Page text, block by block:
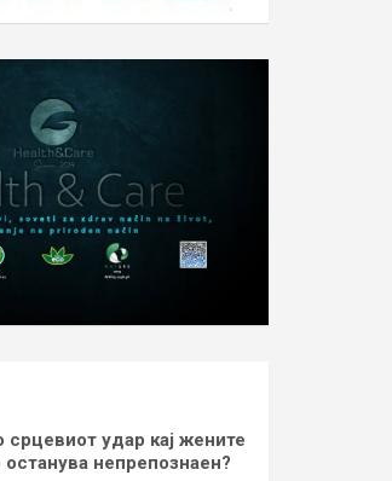
срцевиот удар кај жените
останува непрепознаен?